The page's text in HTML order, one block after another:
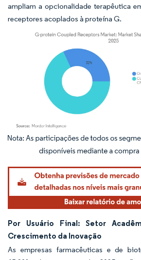
ampliam a opcionalidade terapêutica
receptores acoplados à proteína G.
Imagem © Mordor Intelligence. O reuso requer
Por Usuário Final: Setor
Crescimento da Inovação
As empresas farmacêuticas e de